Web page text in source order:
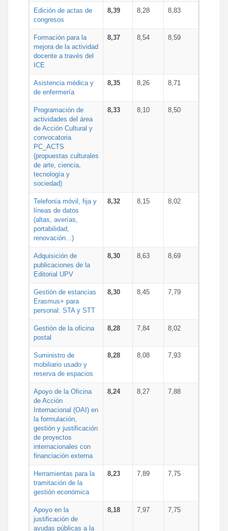
Edición de actas de
congresos
8,39 8,28 8,83
Formación para la
mejora de la actividad
docente a través del
ICE
8,37 8,54 8,59
Asistencia médica y
de enfermería
8,35 8,26 8,71
Programación de
actividades del área
de Acción Cultural y
convocatoria
PC_ACTS
(propuestas culturales
de arte, ciencia,
tecnología y
sociedad)
8,33 8,10 8,50
Telefonía móvil, fija y
líneas de datos
(altas, averías,
portabilidad,
renovación...)
8,32 8,15 8,02
Adquisición de
publicaciones de la
Editorial UPV
8,30 8,63 8,69
Gestión de estancias
Erasmus+ para
personal: STA y STT
8,30 8,45 7,79
Gestión de la oficina
postal
8,28 7,84 8,02
Suministro de
mobiliario usado y
reserva de espacios
8,28 8,08 7,93
Apoyo de la Oficina
de Acción
Internacional (OAI) en
la formulación,
gestión y justificación
de proyectos
internacionales con
financiación externa
8,24 8,27 7,88
Herramientas para la
tramitación de la
gestión económica
8,23 7,89 7,75
Apoyo en la
justificación de
ayudas públicas a la
8,18 7,97 7,75